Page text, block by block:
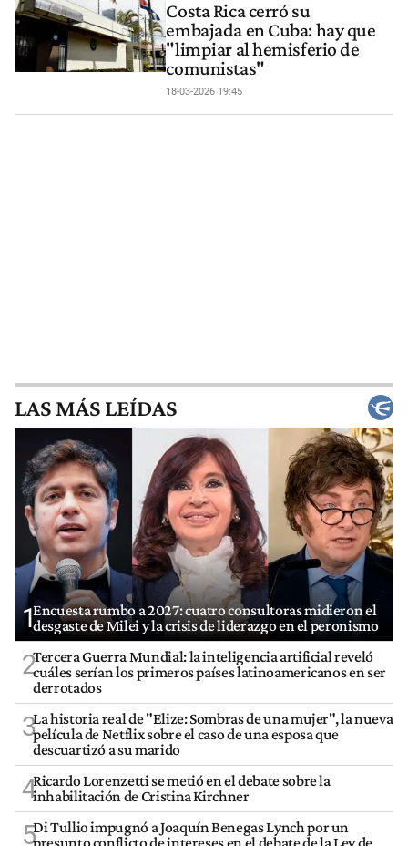
Costa Rica cerró su
embajada en Cuba: hay que
"limpiar al hemisferio de
comunistas"
18-03-2026 19:45
LAS MÁS LEÍDAS
1Encuesta rumbo a 2027: cuatro consultoras midieron el
desgaste de Milei y la crisis de liderazgo en el peronismo
2Tercera Guerra Mundial: la inteligencia artificial reveló
cuáles serían los primeros países latinoamericanos en ser
derrotados
3La historia real de "Elize: Sombras de una mujer", la nueva
película de Netflix sobre el caso de una esposa que
descuartizó a su marido
4Ricardo Lorenzetti se metió en el debate sobre la
inhabilitación de Cristina Kirchner
5Di Tullio impugnó a Joaquín Benegas Lynch por un